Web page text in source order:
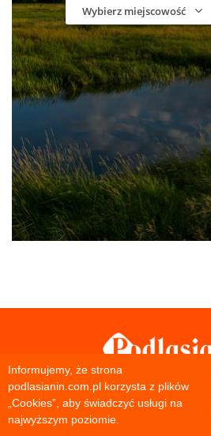
Informujemy, że strona
podlasianin.com.pl korzysta z plików
„Cookies”, aby świadczyć usługi na
najwyższym poziomie.
Wybierz miejscowość
O podlasianin.com.pl
Nasz tygodnik